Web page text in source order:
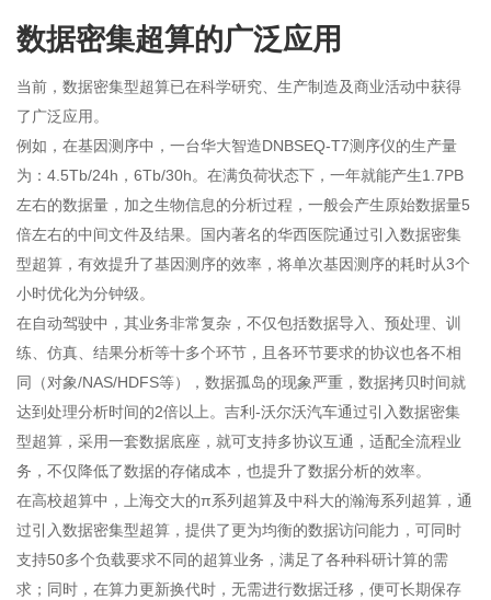
数据密集超算的广泛应用
当前，数据密集型超算已在科学研究、生产制造及商业活动中获得
了广泛应用。
例如，在基因测序中，一台华大智造DNBSEQ-T7测序仪的生产量
为：4.5Tb/24h，6Tb/30h。在满负荷状态下，一年就能产生1.7PB
左右的数据量，加之生物信息的分析过程，一般会产生原始数据量5
倍左右的中间文件及结果。国内著名的华西医院通过引入数据密集
型超算，有效提升了基因测序的效率，将单次基因测序的耗时从3个
小时优化为分钟级。
在自动驾驶中，其业务非常复杂，不仅包括数据导入、预处理、训
练、仿真、结果分析等十多个环节，且各环节要求的协议也各不相
同（对象/NAS/HDFS等），数据孤岛的现象严重，数据拷贝时间就
达到处理分析时间的2倍以上。吉利-沃尔沃汽车通过引入数据密集
型超算，采用一套数据底座，就可支持多协议互通，适配全流程业
务，不仅降低了数据的存储成本，也提升了数据分析的效率。
在高校超算中，上海交大的π系列超算及中科大的瀚海系列超算，通
过引入数据密集型超算，提供了更为均衡的数据访问能力，可同时
支持50多个负载要求不同的超算业务，满足了各种科研计算的需
求；同时，在算力更新换代时，无需进行数据迁移，便可长期保存